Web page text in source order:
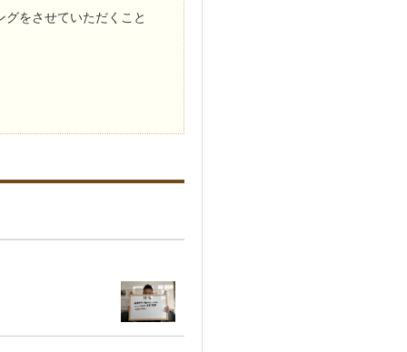
をさせていただくこと